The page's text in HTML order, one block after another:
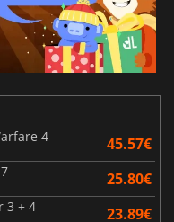
4
45.57€
25.80€
3 + 4 23.89€